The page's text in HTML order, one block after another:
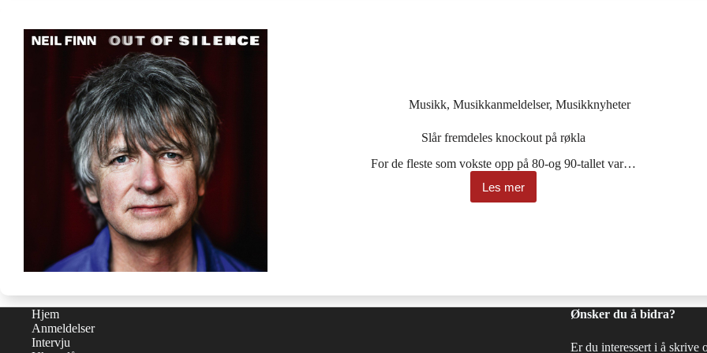
Musikk, Musikkanmeldelser, Musikknyheter
Slår fremdeles knockout på røkla
For de fleste som vokste opp på 80-og 90-tallet var…
Les mer
Slår
fremdeles
Hjem
Anmeldelser
Intervju
Ønsker du å bidra?
Er du interessert i å skrive